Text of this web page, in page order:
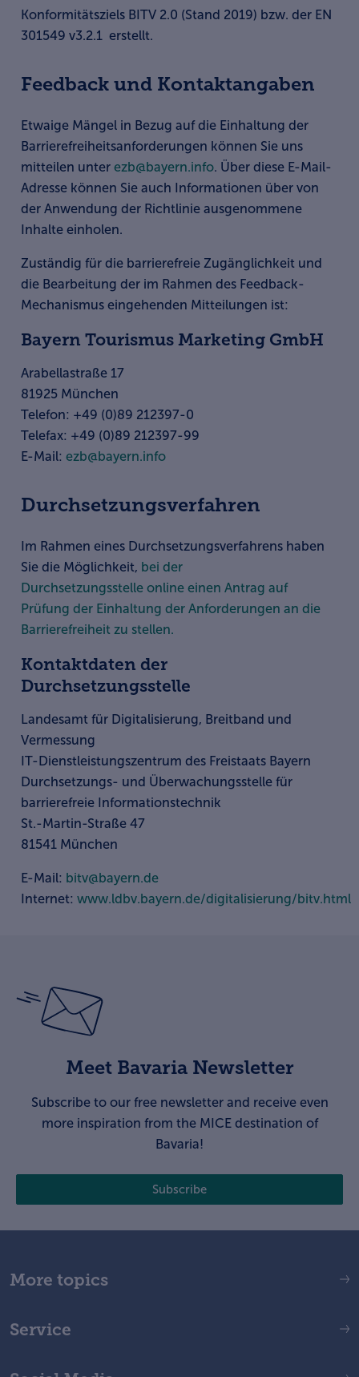
Konformitätsziels BITV 2.0 (Stand 2019) bzw. der EN
301549 v3.2.1 erstellt.
Feedback und Kontaktangaben
Etwaige Mängel in Bezug auf die Einhaltung der
Barrierefreiheitsanforderungen können Sie uns
mitteilen unter ezb@bayern.info. Über diese E-Mail-
Adresse können Sie auch Informationen über von
der Anwendung der Richtlinie ausgenommene
Inhalte einholen.
Zuständig für die barrierefreie Zugänglichkeit und
die Bearbeitung der im Rahmen des Feedback-
Mechanismus eingehenden Mitteilungen ist:
Bayern Tourismus Marketing GmbH
Arabellastraße 17
81925 München
Telefon: +49 (0)89 212397-0
Telefax: +49 (0)89 212397-99
E-Mail: ezb@bayern.info
Durchsetzungsverfahren
Im Rahmen eines Durchsetzungsverfahrens haben
Sie die Möglichkeit, bei der
Durchsetzungsstelle online einen Antrag auf
Prüfung der Einhaltung der Anforderungen an die
Barrierefreiheit zu stellen.
Kontaktdaten der
Durchsetzungsstelle
Landesamt für Digitalisierung, Breitband und
Vermessung
IT-Dienstleistungszentrum des Freistaats Bayern
Durchsetzungs- und Überwachungsstelle für
barrierefreie Informationstechnik
St.-Martin-Straße 47
81541 München
E-Mail: bitv@bayern.de
Internet: www.ldbv.bayern.de/digitalisierung/bitv.html
Meet Bavaria Newsletter
Subscribe to our free newsletter and receive even
more inspiration from the MICE destination of
Bavaria!
Subscribe
More topics
Service